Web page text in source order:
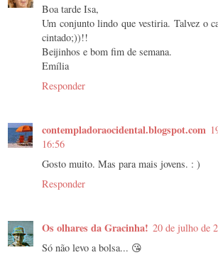
Boa tarde Isa,
Um conjunto lindo que vestiria. Talvez o
cintado;))!!
Beijinhos e bom fim de semana.
Emília
Responder
contempladoraocidental.blogspot.com
16:56
Gosto muito. Mas para mais jovens. : )
Responder
Os olhares da Gracinha! 20 de julho de
Só não levo a bolsa... 😘